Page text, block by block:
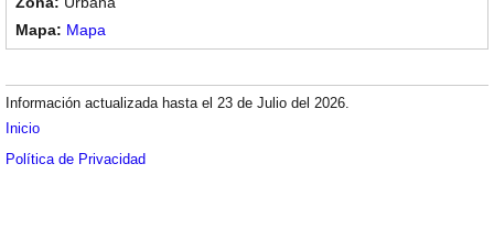
Mapa
Información actualizada hasta el 23 de Julio del 2026.
Inicio
Política de Privacidad